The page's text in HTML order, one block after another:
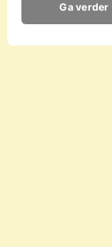
Ga verder